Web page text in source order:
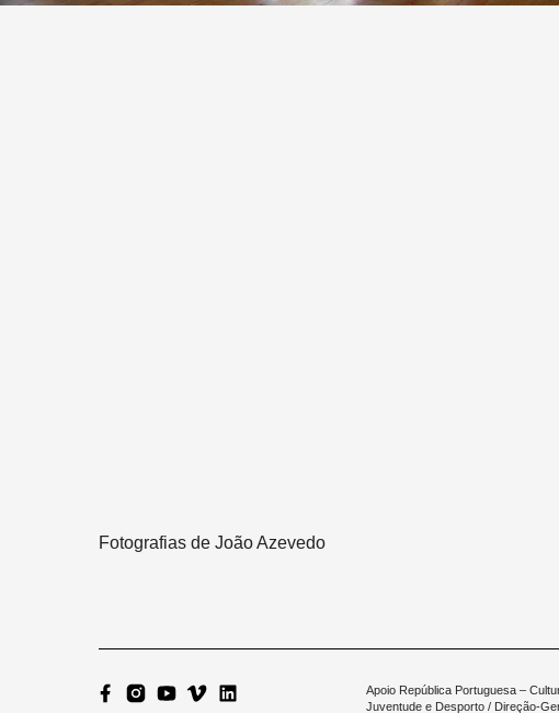
Fotografias de João Azevedo
Apoio República Portuguesa –
Juventude e Desporto / Direção-